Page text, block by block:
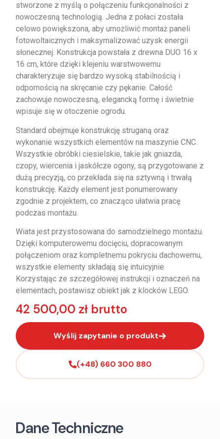
stworzone z myślą o połączeniu funkcjonalności z
nowoczesną technologią. Jedna z połaci została
celowo powiększona, aby umożliwić montaż paneli
fotowoltaicznych i maksymalizować uzysk energii
słonecznej. Konstrukcja powstała z drewna DUO 16 x
16 cm, które dzięki klejeniu warstwowemu
charakteryzuje się bardzo wysoką stabilnością i
odpornością na skręcanie czy pękanie. Całość
zachowuje nowoczesną, elegancką formę i świetnie
wpisuje się w otoczenie ogrodu.
Standard obejmuje konstrukcję struganą oraz
wykonanie wszystkich elementów na maszynie CNC.
Wszystkie obróbki ciesielskie, takie jak gniazda,
czopy, wiercenia i jaskółcze ogony, są przygotowane z
dużą precyzją, co przekłada się na sztywną i trwałą
konstrukcję. Każdy element jest ponumerowany
zgodnie z projektem, co znacząco ułatwia pracę
podczas montażu.
Wiata jest przystosowana do samodzielnego montażu.
Dzięki komputerowemu docięciu, dopracowanym
połączeniom oraz kompletnemu pokryciu dachowemu,
wszystkie elementy składają się intuicyjnie.
Korzystając ze szczegółowej instrukcji i oznaczeń na
elementach, postawisz obiekt jak z klocków LEGO.
42 500,00 zł brutto
(+48) 660 300 880
Wyślij zapytanie o produkt
Dane Techniczne